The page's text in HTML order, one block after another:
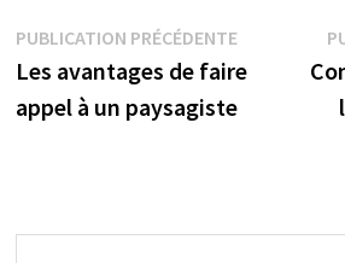
Navigation
de
l’article
PUBLICATION PRÉCÉDENTEPublication
précédente
Les avantages de faire
appel à un paysagiste